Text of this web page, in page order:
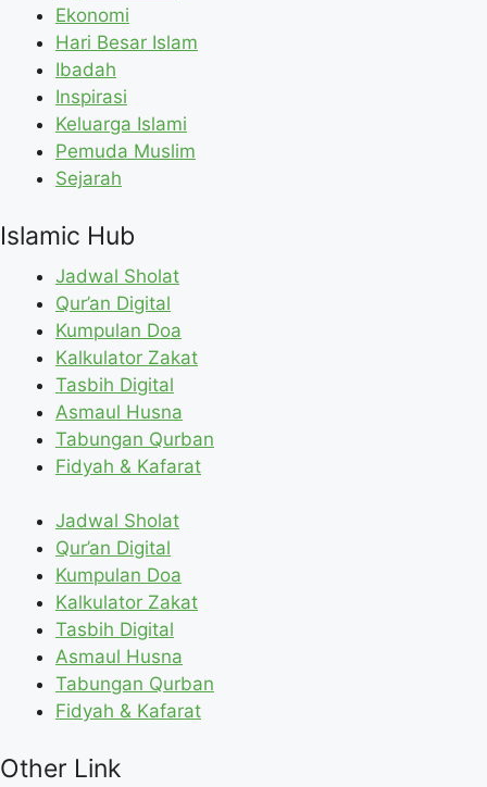
Ekonomi
Hari Besar Islam
Ibadah
Inspirasi
Keluarga Islami
Pemuda Muslim
Sejarah
Islamic Hub
Jadwal Sholat
Qur’an Digital
Kumpulan Doa
Kalkulator Zakat
Tasbih Digital
Asmaul Husna
Tabungan Qurban
Fidyah & Kafarat
Jadwal Sholat
Qur’an Digital
Kumpulan Doa
Kalkulator Zakat
Tasbih Digital
Asmaul Husna
Tabungan Qurban
Fidyah & Kafarat
Other Link